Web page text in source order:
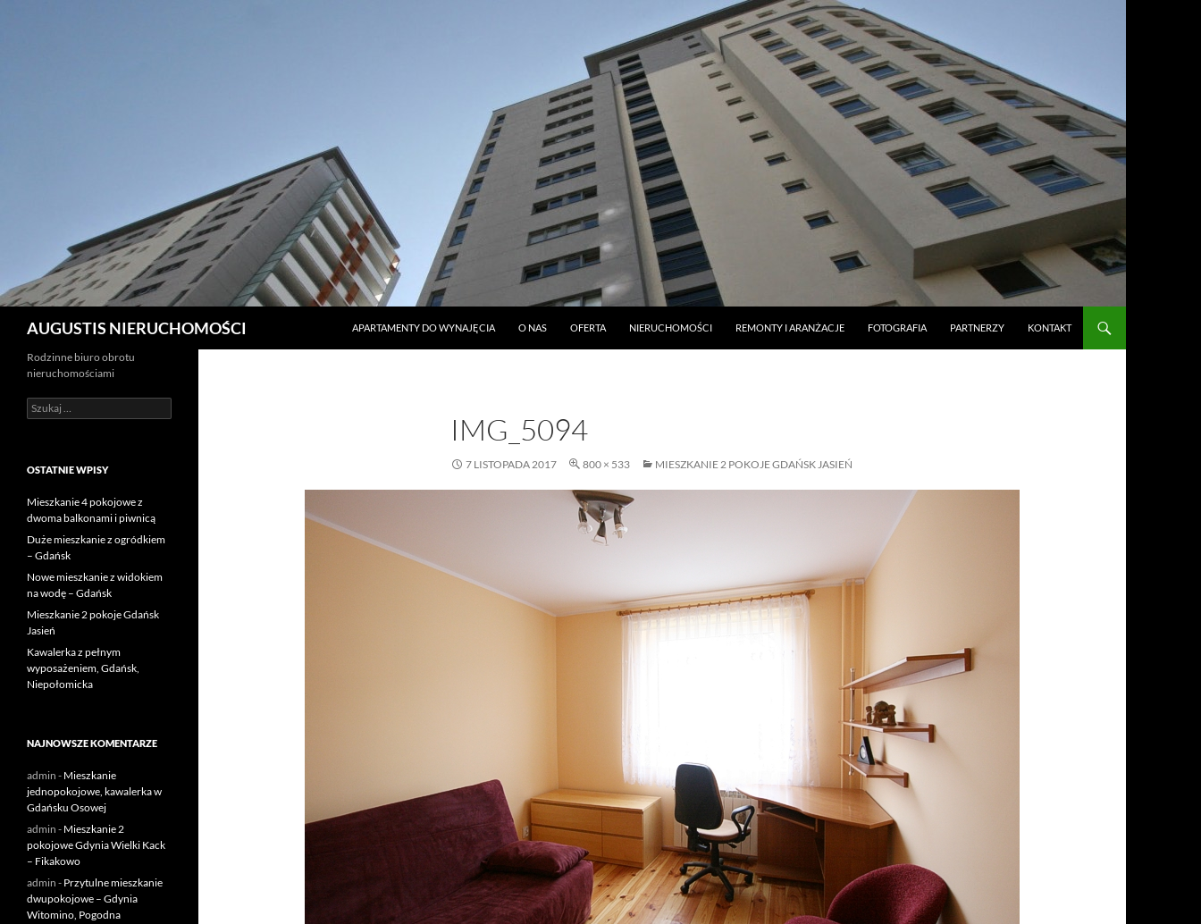
AUGUSTIS NIERUCHOMOŚCI
APARTAMENTY DO WYNAJĘCIA
O NAS OFERTA NIERUCHOMOŚCI REMONTY I ARANŻACJE FOTOGRAFIA PARTNERZY KONTAKT
IMG_5094
7 LISTOPADA 2017 800 × 533 MIESZKANIE 2 POKOJE GDAŃSK JASIEŃ
Rodzinne biuro obrotu
nieruchomościami
Szukaj:
OSTATNIE WPISY
Mieszkanie 4 pokojowe z
dwoma balkonami i piwnicą
Duże mieszkanie z ogródkiem
– Gdańsk
Nowe mieszkanie z widokiem
na wodę – Gdańsk
Mieszkanie 2 pokoje Gdańsk
Jasień
Kawalerka z pełnym
wyposażeniem, Gdańsk,
Niepołomicka
NAJNOWSZE KOMENTARZE
admin - Mieszkanie
jednopokojowe, kawalerka w
Gdańsku Osowej
admin - Mieszkanie 2
pokojowe Gdynia Wielki Kack
– Fikakowo
admin - Przytulne mieszkanie
dwupokojowe – Gdynia
Witomino, Pogodna